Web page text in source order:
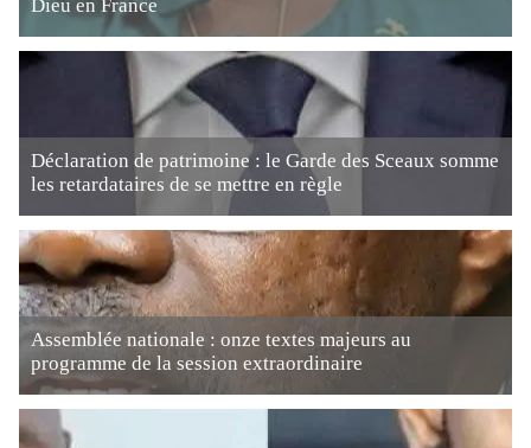
Dieu en France
Déclaration de patrimoine : le Garde des Sceaux somme
les retardataires de se mettre en règle
Assemblée nationale : onze textes majeurs au
programme de la session extraordinaire